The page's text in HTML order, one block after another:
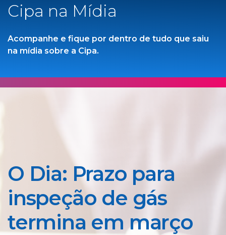
Cipa na Mídia
Acompanhe e fique por dentro de tudo que saiu
na mídia sobre a Cipa.
O Dia: Prazo para
inspeção de gás
termina em março